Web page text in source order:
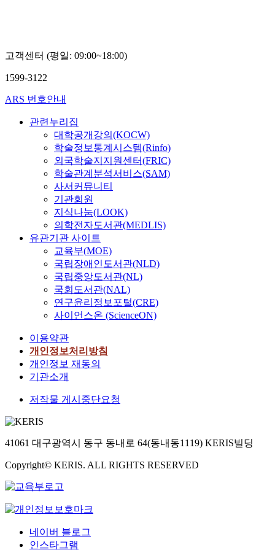
고객센터 (평일: 09:00~18:00)
1599-3122
ARS 번호안내
관련누리집
대학공개강의(KOCW)
학술정보통계시스템(Rinfo)
외국학술지지원센터(FRIC)
학술관계분석서비스(SAM)
사서커뮤니티
기관회원
지식나눔(LOOK)
의학전자도서관(MEDLIS)
유관기관 사이트
교육부(MOE)
국립장애인도서관(NLD)
국립중앙도서관(NL)
국회도서관(NAL)
연구윤리정보포털(CRE)
사이언스온 (ScienceON)
이용약관
개인정보처리방침
개인정보 재동의
기관소개
저작물 게시중단요청
41061 대구광역시 동구 동내로 64(동내동1119) KERIS빌딩
Copyright© KERIS. ALL RIGHTS RESERVED
네이버 블로그
인스타그램